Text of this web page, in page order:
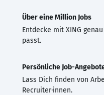
Über eine Million Jobs
Entdecke mit XING
passt.
Persönliche Job-
Lass Dich finden von
Recruiter·innen.